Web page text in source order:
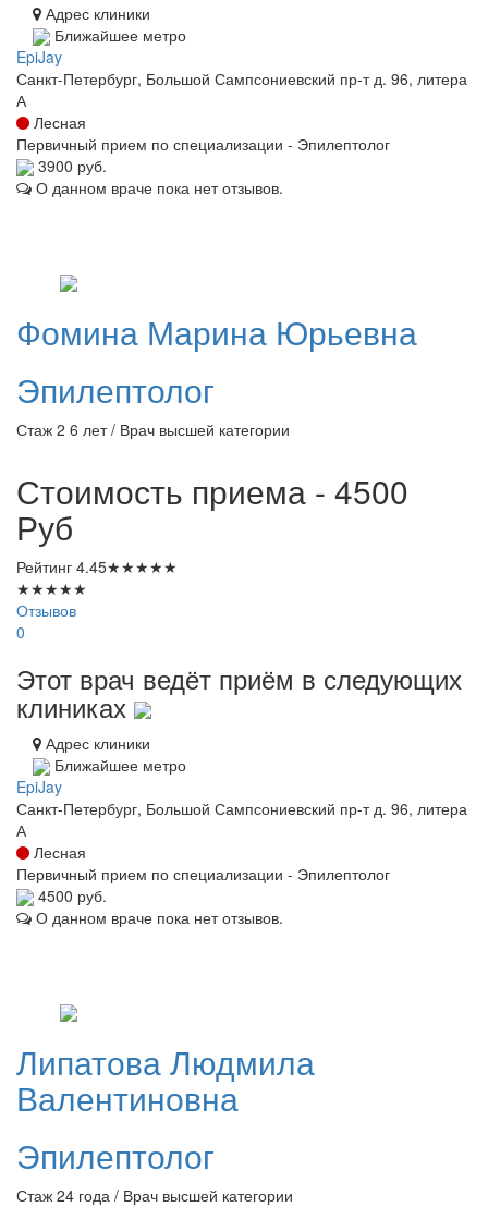
Адрес клиники
Ближайшее метро
EpiJay
Санкт-Петербург, Большой Сампсониевский пр-т д. 96, литера
А
Лесная
Первичный прием по специализации - Эпилептолог
3900 руб.
О данном враче пока нет отзывов.
Фомина Марина Юрьевна
Эпилептолог
Стаж 2 6 лет / Врач высшей категории
Стоимость приема - 4500
Руб
Рейтинг 4.45★★★★★
★★★★★
Отзывов
0
Этот врач ведёт приём в следующих
клиниках
Адрес клиники
Ближайшее метро
EpiJay
Санкт-Петербург, Большой Сампсониевский пр-т д. 96, литера
А
Лесная
Первичный прием по специализации - Эпилептолог
4500 руб.
О данном враче пока нет отзывов.
ЛипатоваЛюдмила
Валентиновна
Эпилептолог
Стаж 24 года / Врач высшей категории